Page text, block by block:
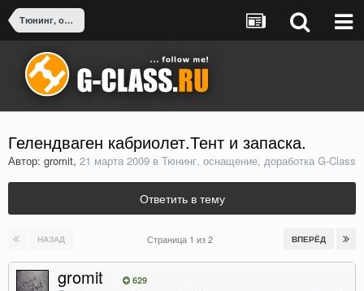
Тюнинг, оснащение, доработка G-Class
Гелендваген кабриолет.Тент и запаска.
Автор: gromit, 21 марта 2009 в Тюнинг, оснащение, доработка G-Class
Ответить в тему
НАЗАД ВПЕРЁД
Страница 1 из 2
gromit 629